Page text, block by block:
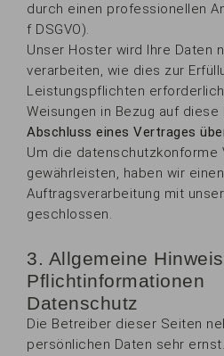
durch einen professionellen
f DSGVO).
Unser Hoster wird Ihre Daten
verarbeiten, wie dies zur
Leistungspflichten
Weisungen in Bezug auf diese
Abschluss eines Vertrages
Um die datenschutzkonforme
gewährleisten, haben wir
Auftragsverarbeitung mit
geschlossen.
3. Allgemeine
Pflichtinformationen
Datenschutz
Die Betreiber dieser Seiten
persönlichen Daten sehr